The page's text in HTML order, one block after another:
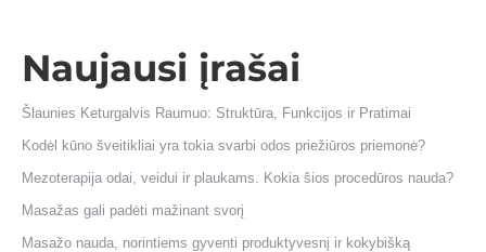
Naujausi įrašai
Šlaunies Keturgalvis Raumuo: Struktūra, Funkcijos ir Pratimai
Kodėl kūno šveitikliai yra tokia svarbi odos priežiūros priemonė?
Mezoterapija odai, veidui ir plaukams. Kokia šios procedūros nauda?
Masažas gali padėti mažinant svorį
Masažo nauda, norintiems gyventi produktyvesnį ir kokybišką